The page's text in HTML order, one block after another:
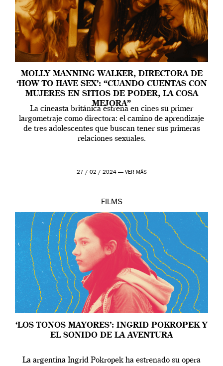
MOLLY MANNING WALKER, DIRECTORA DE
‘HOW TO HAVE SEX’: “CUANDO CUENTAS CON
MUJERES EN SITIOS DE PODER, LA COSA
MEJORA”
La cineasta británica estrena en cines su primer
largometraje como directora: el camino de aprendizaje
de tres adolescentes que buscan tener sus primeras
relaciones sexuales.
27 / 02 / 2024 — VER MÁS
FILMS
‘LOS TONOS MAYORES’: INGRID POKROPEK Y
EL SONIDO DE LA AVENTURA
La argentina Ingrid Pokropek ha estrenado su opera